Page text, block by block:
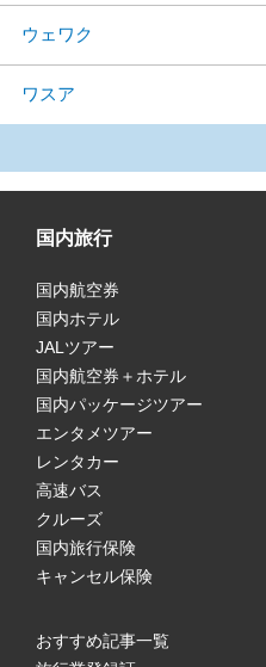
ウェワク
ワスア
国内旅行
国内航空券
国内ホテル
JALツアー
国内航空券＋ホテル
国内パッケージツアー
エンタメツアー
レンタカー
高速バス
クルーズ
国内旅行保険
キャンセル保険
おすすめ記事一覧